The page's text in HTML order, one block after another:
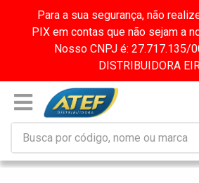
Para a sua segurança, não
PIX em contas que não sejam a
Nosso CNPJ é: 27.717.135/
DISTRIBUIDORA